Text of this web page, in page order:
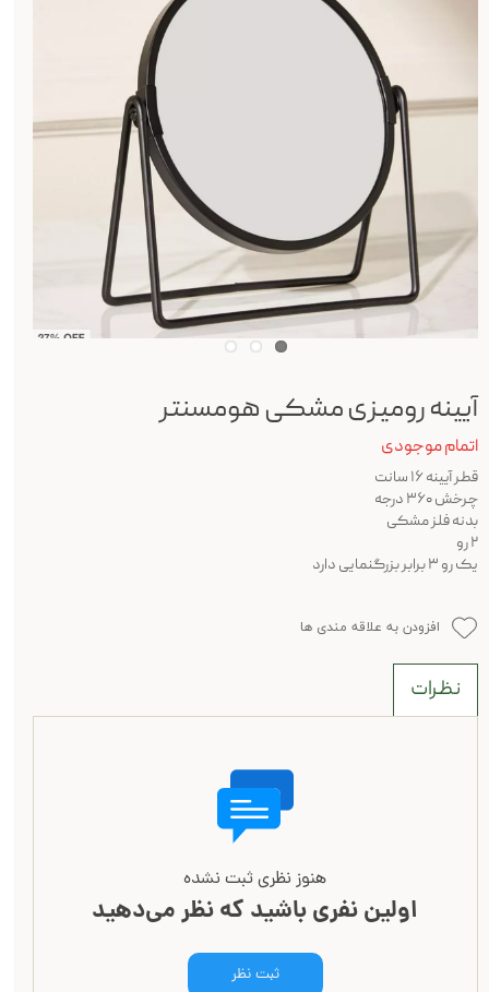
آیینه رومیزی مشکی هومسنتر
اتمام موجودی
قطر آیینه ۱۶ سانت
چرخش ۳۶۰ درجه
بدنه فلز مشکی
۲ رو
یک رو ۳ برابر بزرگنمایی دارد
افزودن به علاقه مندی ها
نظرات
هنوز نظری ثبت نشده
اولین نفری باشید که نظر می‌دهید
ثبت نظر